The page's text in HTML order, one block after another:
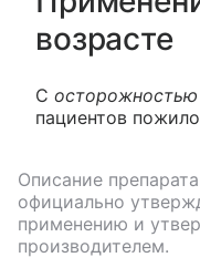
возрасте
С осторожностью
пациентов
Описание препарата
официально
применению и
производителем.